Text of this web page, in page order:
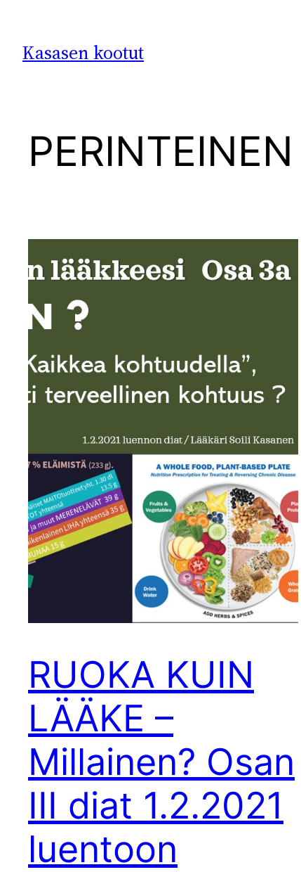
Kasasen kootut
RUOKA KUIN
LÄÄKE –
Millainen? Osan
III diat 1.2.2021
luentoon